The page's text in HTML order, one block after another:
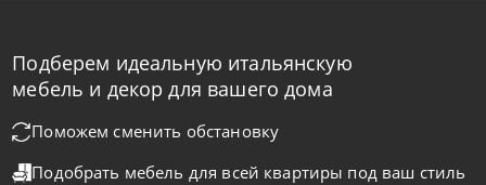
от
Rimar
На заказ 45-90 дн
Подберем идеальную итальянскую
мебель и декор для вашего дома
Поможем сменить обстановку
Подобрать мебель для всей квартиры под ваш стиль